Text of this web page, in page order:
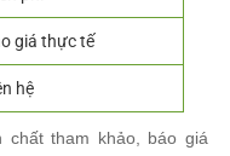
giá thực tế
hệ
chất tham khảo, báo giá